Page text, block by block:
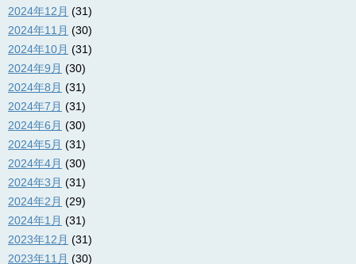
2024年12月 (31)
2024年11月 (30)
2024年10月 (31)
2024年9月 (30)
2024年8月 (31)
2024年7月 (31)
2024年6月 (30)
2024年5月 (31)
2024年4月 (30)
2024年3月 (31)
2024年2月 (29)
2024年1月 (31)
2023年12月 (31)
2023年11月 (30)